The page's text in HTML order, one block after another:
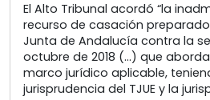
El Alto Tribunal acordó “la
recurso de casación
Junta de Andalucía contra la
octubre de 2018 (…) que
marco jurídico aplicable,
jurisprudencia del TJUE y la